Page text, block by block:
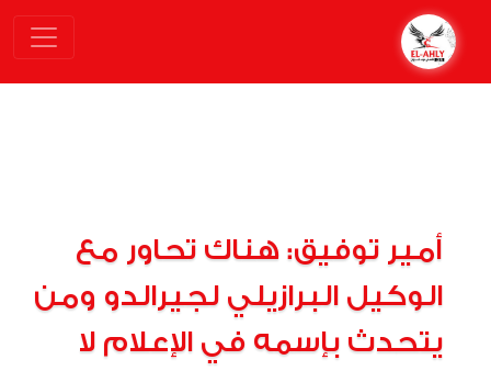
أمير توفيق: هناك تحاور مع
الوكيل البرازيلي لجيرالدو ومن
يتحدث بإسمه في الإعلام لا